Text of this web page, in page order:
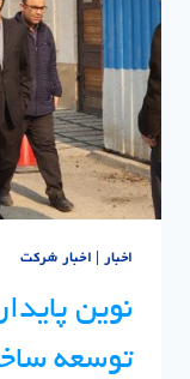
اخبار اخبار شرکت
نوین
توسعه